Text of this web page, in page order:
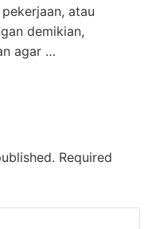
atau
demikian,
agar …
Required